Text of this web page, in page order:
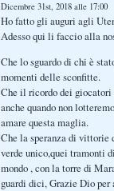
Dicembre 31st, 2018 alle 17:00
Ho fatto gli auguri agli
Adesso qui li faccio alla
Che lo sguardo di chi è
momenti delle sconfitte.
Che il ricordo dei giocatori
anche quando non
amare questa maglia.
Che la speranza di vittorie
verde unico,quei tramonti
mondo , con la torre di
guardi dici, Grazie Dio